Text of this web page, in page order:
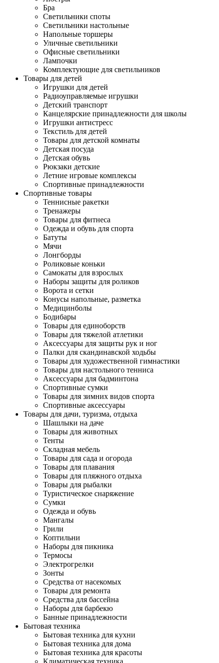
Бра
Светильники споты
Светильники настольные
Напольные торшеры
Уличные светильники
Офисные светильники
Лампочки
Комплектующие для светильников
Товары для детей
Игрушки для детей
Радиоуправляемые игрушки
Детский транспорт
Канцелярские принадлежности для школы
Игрушки антистресс
Текстиль для детей
Товары для детской комнаты
Детская посуда
Детская обувь
Рюкзаки детские
Летние игровые комплексы
Спортивные принадлежности
Спортивные товары
Теннисные ракетки
Тренажеры
Товары для фитнеса
Одежда и обувь для спорта
Батуты
Мячи
Лонгборды
Роликовые коньки
Самокаты для взрослых
Наборы защиты для роликов
Ворота и сетки
Конусы напольные, разметка
Медицинболы
Бодибары
Товары для единоборств
Товары для тяжелой атлетики
Аксессуары для защиты рук и ног
Палки для скандинавской ходьбы
Товары для художественной гимнастики
Товары для настольного тенниса
Аксессуары для бадминтона
Спортивные сумки
Товары для зимних видов спорта
Спортивные аксессуары
Товары для дачи, туризма, отдыха
Шашлыки на даче
Товары для животных
Тенты
Складная мебель
Товары для сада и огорода
Товары для плавания
Товары для пляжного отдыха
Товары для рыбалки
Туристическое снаряжение
Сумки
Одежда и обувь
Мангалы
Грили
Коптильни
Наборы для пикника
Термосы
Электрогрелки
Зонты
Средства от насекомых
Товары для ремонта
Средства для бассейна
Наборы для барбекю
Банные принадлежности
Бытовая техника
Бытовая техника для кухни
Бытовая техника для дома
Бытовая техника для красоты
Климатическая техника